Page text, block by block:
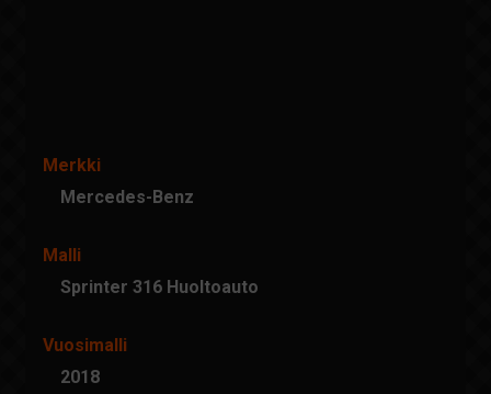
Merkki
Mercedes-Benz
Malli
Sprinter 316 Huoltoauto
Vuosimalli
2018